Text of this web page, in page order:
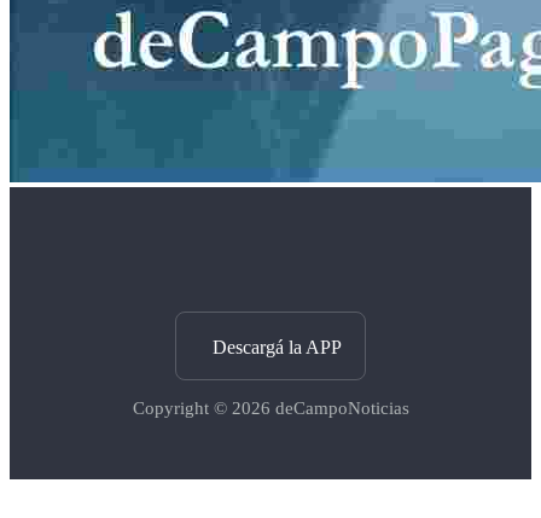
Descargá la APP
Copyright © 2026 deCampoNoticias